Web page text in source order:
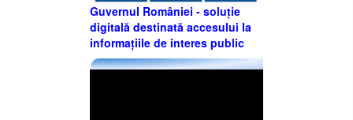
Guvernul României - soluție
digitală destinată accesului la
informațiile de interes public